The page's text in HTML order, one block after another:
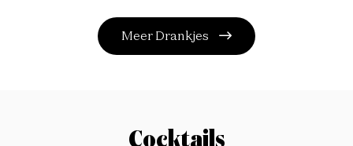
Meer Drankjes
Cocktails